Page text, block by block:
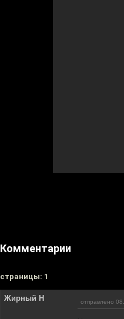
Комментарии
cтраницы: 1
Жирный Н отправлено